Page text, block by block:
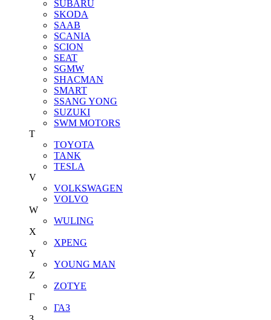
SUBARU
SKODA
SAAB
SCANIA
SCION
SEAT
SGMW
SHACMAN
SMART
SSANG YONG
SUZUKI
SWM MOTORS
T
TOYOTA
TANK
TESLA
V
VOLKSWAGEN
VOLVO
W
WULING
X
XPENG
Y
YOUNG MAN
Z
ZOTYE
Г
ГАЗ